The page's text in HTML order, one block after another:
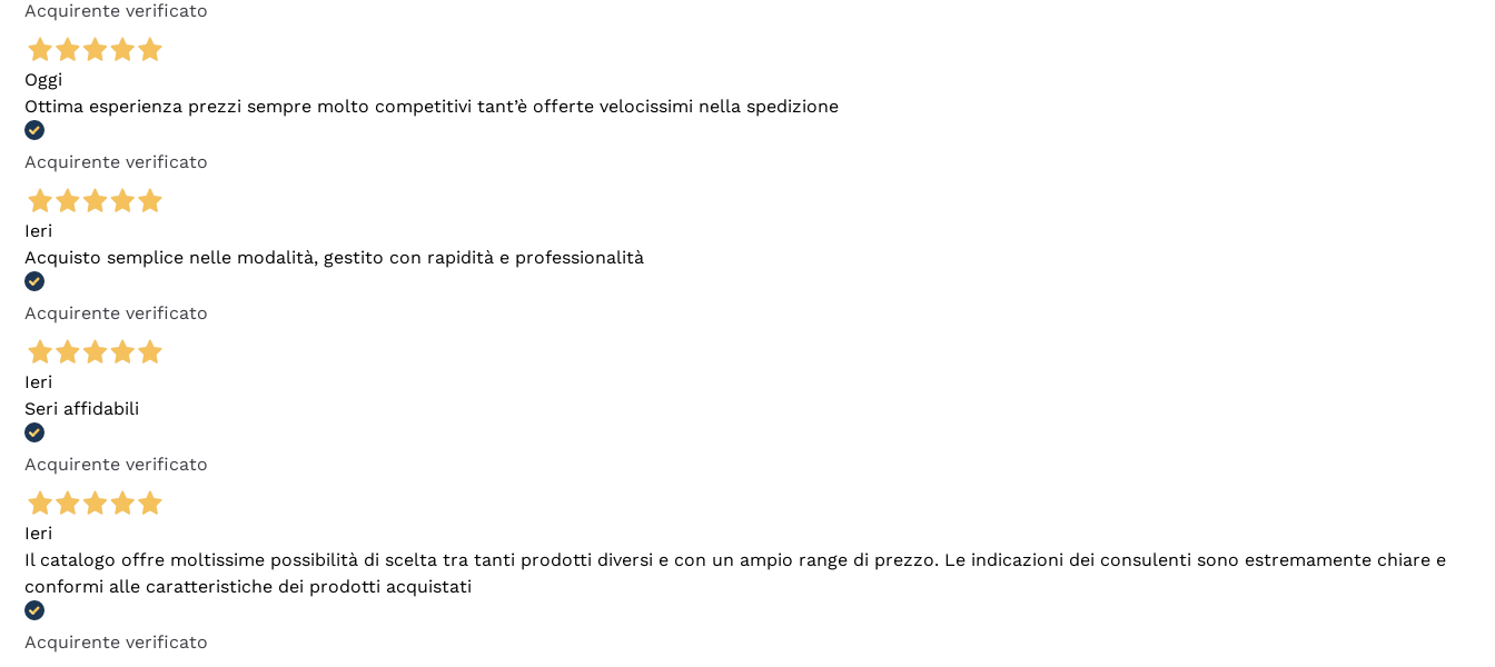
Acquirente verificato
Oggi
Ottima esperienza prezzi sempre molto competitivi tant’è offerte velocissimi nella spedizione
Acquirente verificato
Ieri
Acquisto semplice nelle modalità, gestito con rapidità e professionalità
Acquirente verificato
Ieri
Seri affidabili
Acquirente verificato
Ieri
Il catalogo offre moltissime possibilità di scelta tra tanti prodotti diversi e con un ampio range di prezzo. Le indicazioni dei consulenti sono estremamente chiare e
conformi alle caratteristiche dei prodotti acquistati
Acquirente verificato